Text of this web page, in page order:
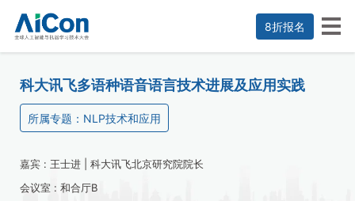
8折报名
科大讯飞多语种语音语言技术进展及应用实践
所属专题：NLP技术和应用
嘉宾 : 王士进 | 科大讯飞北京研究院院长
会议室 : 和合厅B